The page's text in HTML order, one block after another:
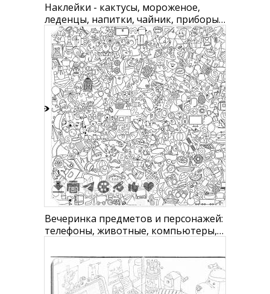
Наклейки - кактусы, мороженое,
леденцы, напитки, чайник, приборы,
выпечка, коты, дни недели, значки
для планеров
1
Вечеринка предметов и персонажей:
телефоны, животные, компьютеры,
инструменты, транспорт, одежда,
мебель, игрушки, книги, растения.